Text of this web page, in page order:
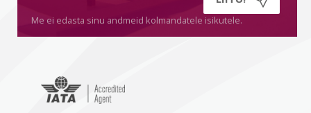
Me ei edasta sinu andmeid kolmandatele isikutele.